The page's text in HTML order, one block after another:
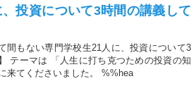
、投資について3時間の講義して
間もない専門学校生21人に、投資について3
テーマは 「人生に打ち克つための投資の知
来てくださいました。 %%hea